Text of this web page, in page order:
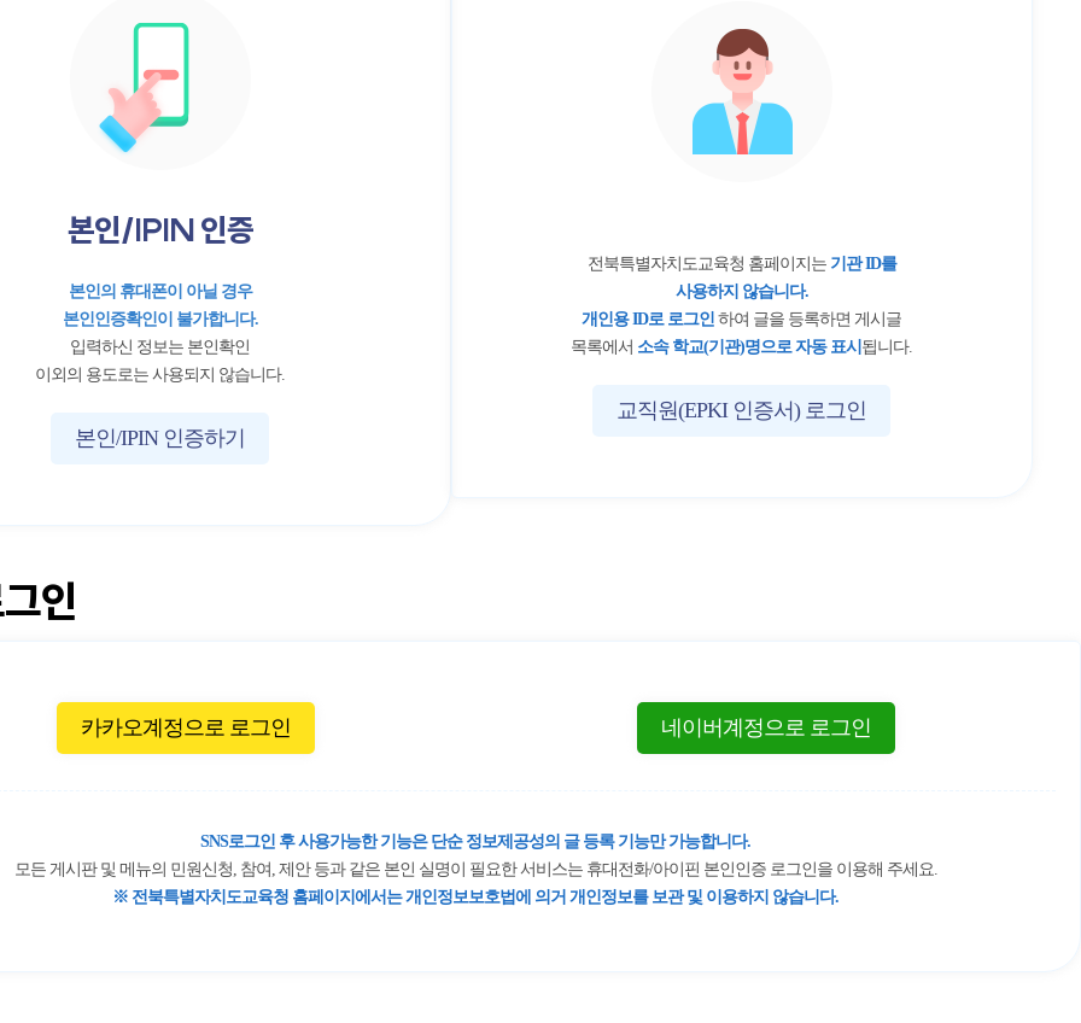
본인/IPIN 인증
본인의 휴대폰이 아닐 경우
본인인증확인이 불가합니다.
입력하신 정보는 본인확인
이외의 용도로는 사용되지 않습니다.
본인/IPIN 인증하기
전북특별자치도교육청 홈페이지는 기관 ID를
사용하지 않습니다.
개인용 ID로 로그인 하여 글을 등록하면 게시글
목록에서 소속 학교(기관)명으로 자동 표시 됩니다.
교직원(EPKI 인증서) 로그인
인
카카오계정으로 로그인 네이버계정으로 로그인
SNS로그인 후 사용가능한 기능은 단순 정보제공성의 글 등록 기능만 가능합니다.
모든 게시판 및 메뉴의 민원신청, 참여, 제안 등과 같은 본인 실명이 필요한 서비스는 휴대전화/아이핀 본인인증 로그인을 이용해 주세요.
※ 전북특별자치도교육청 홈페이지에서는 개인정보보호법에 의거 개인정보를 보관 및 이용하지 않습니다.